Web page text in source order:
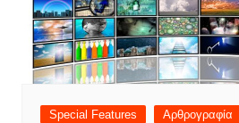
Special Features Αρθρογραφία